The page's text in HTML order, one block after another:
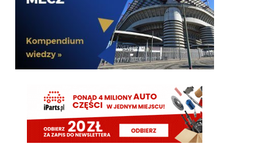
Lucek!
07.08.2026 16:09
oni wygrali z cwe. he
FENDI_SOSA 07.08.2026 16:09
martins2000 07.08.2026 16:09
Prawdopodobny skład na jutrzejszy sparing z
Interem (Sky): Di Gregorio - Kalulu, Bremer,
Koopmeiners, Cambiaso - Locatelli Douglas Luiz -